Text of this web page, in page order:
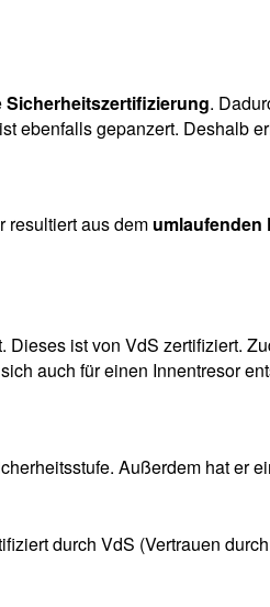
Sicherheitszertifizierung.
ebenfalls gepanzert. Deshalb
resultiert aus dem umlaufenden
Dieses ist von VdS zertifiziert.
auch für einen Innentresor
Außerdem hat er